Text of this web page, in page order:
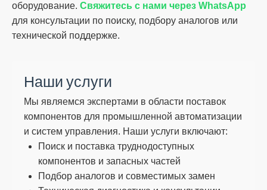
оборудование. Свяжитесь с нами через WhatsApp
для консультации по поиску, подбору аналогов или
технической поддержке.
Наши услуги
Мы являемся экспертами в области поставок
компонентов для промышленной автоматизации
и систем управления. Наши услуги включают:
Поиск и поставка труднодоступных
компонентов и запасных частей
Подбор аналогов и совместимых замен